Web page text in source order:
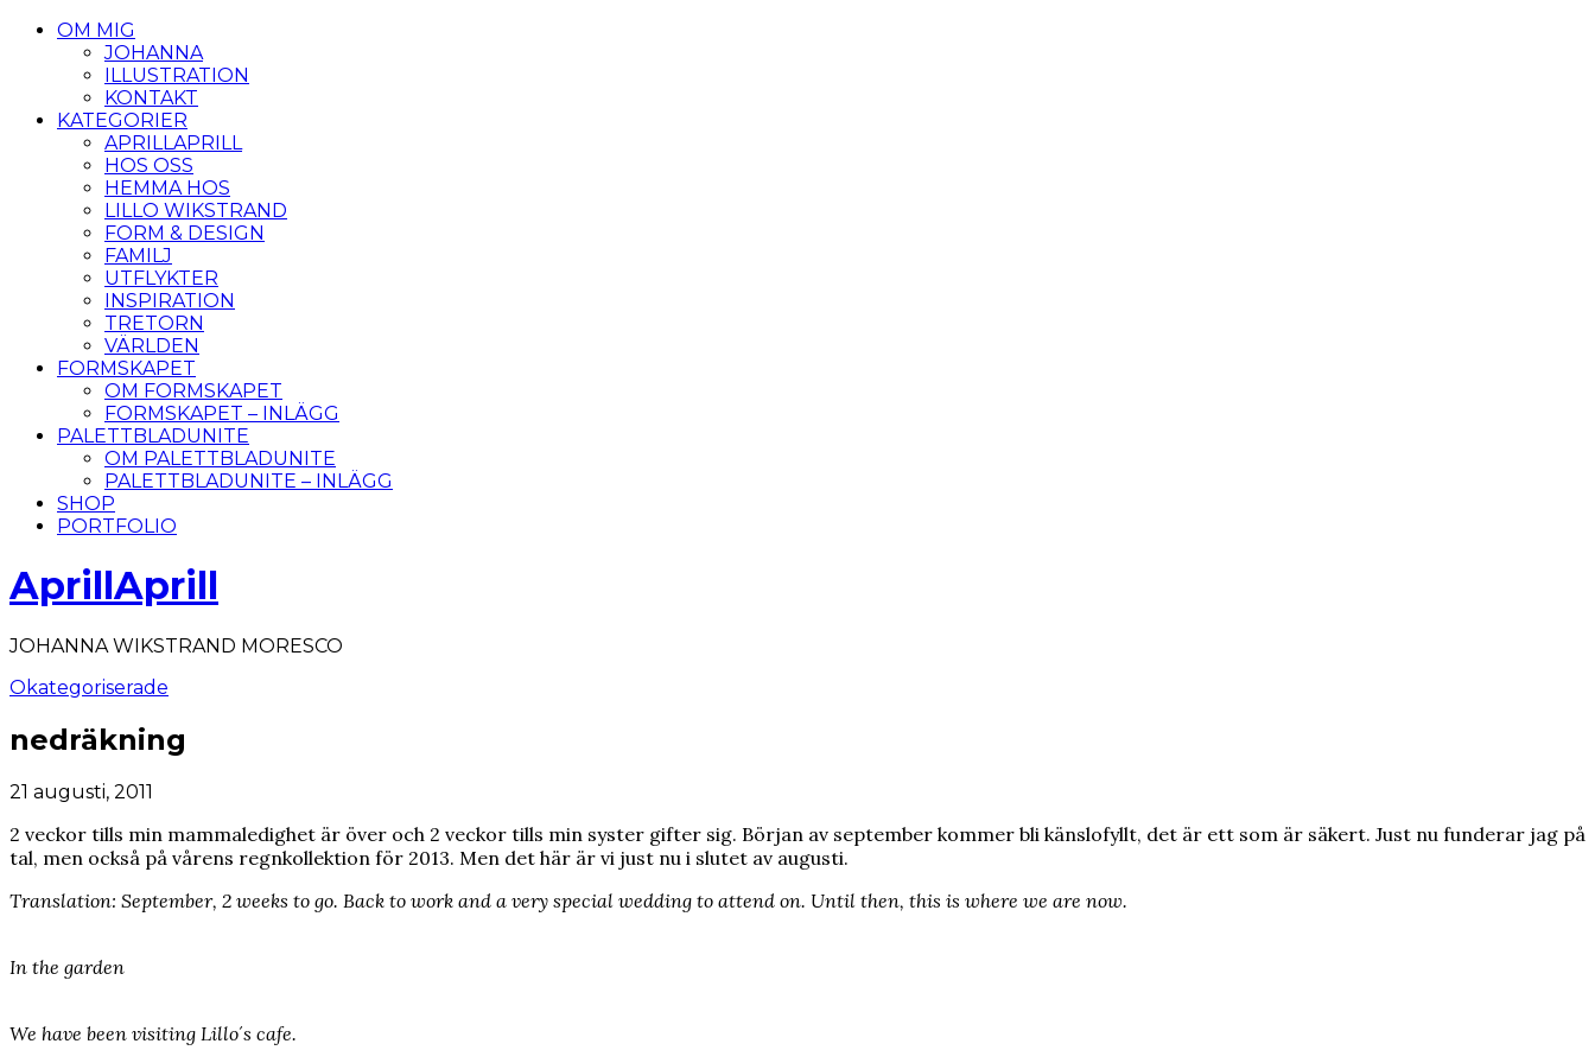
OM MIG
JOHANNA
ILLUSTRATION
KONTAKT
KATEGORIER
APRILLAPRILL
HOS OSS
HEMMA HOS
LILLO WIKSTRAND
FORM & DESIGN
FAMILJ
UTFLYKTER
INSPIRATION
TRETORN
VÄRLDEN
FORMSKAPET
OM FORMSKAPET
FORMSKAPET – INLÄGG
PALETTBLADUNITE
OM PALETTBLADUNITE
PALETTBLADUNITE – INLÄGG
SHOP
PORTFOLIO
AprillAprill
JOHANNA WIKSTRAND MORESCO
Okategoriserade
nedräkning
21 augusti, 2011
2 veckor tills min mammaledighet är över och 2 veckor tills min syster gifter sig. Början av september kommer bli känslofyllt, det är ett som är säkert. Just nu funderar jag på
tal, men också på vårens regnkollektion för 2013. Men det här är vi just nu i slutet av augusti.
Translation: September, 2 weeks to go. Back to work and a very special wedding to attend on. Until then, this is where we are now.
In the garden
We have been visiting Lillo´s cafe.